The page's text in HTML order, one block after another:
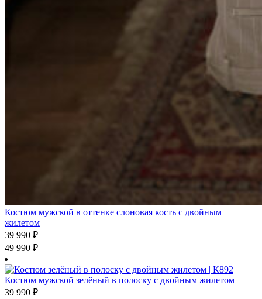
Костюм мужской в оттенке слоновая кость с двойным
жилетом
39 990 ₽
49 990 ₽
Костюм мужской зелёный в полоску с двойным жилетом
39 990 ₽